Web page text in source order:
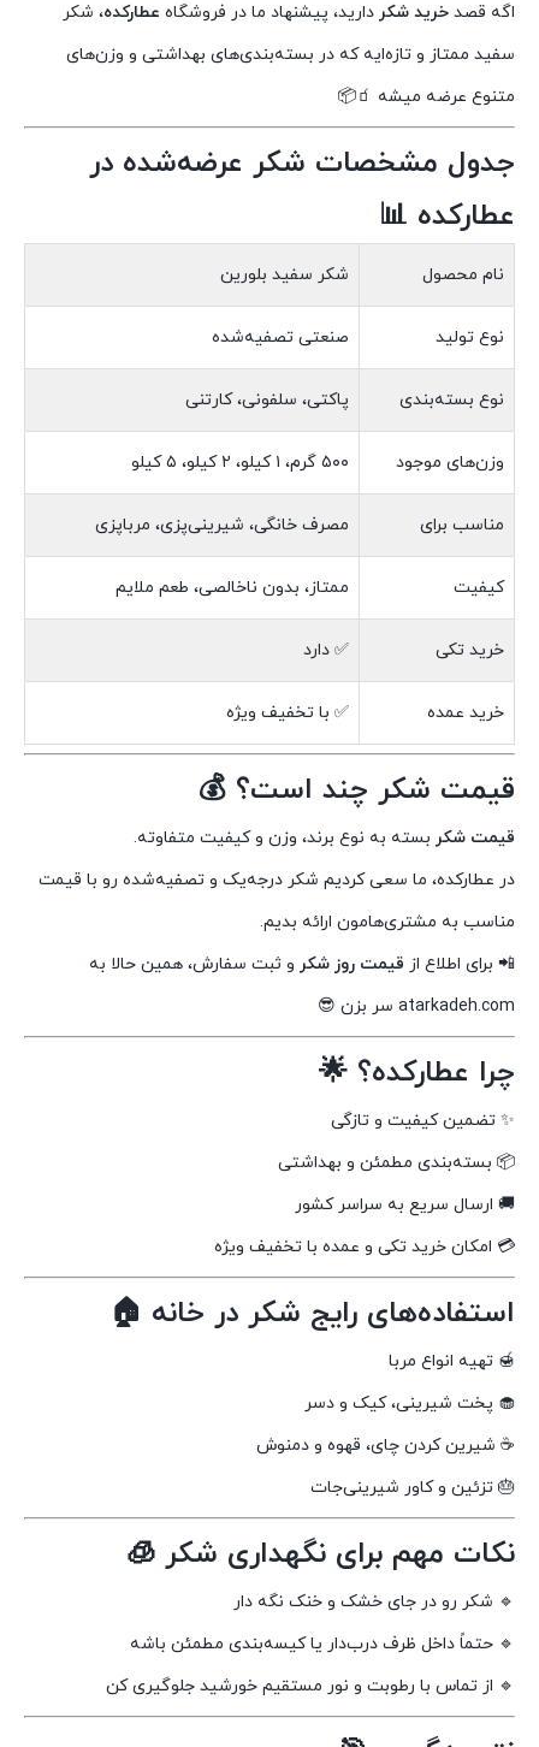
اگه قصد خرید شکر دارید، پیشنهاد ما در فروشگاه عطارکده، شکر
سفید ممتاز و تازه‌ایه که در بسته‌بندی‌های بهداشتی و وزن‌های
متنوع عرضه میشه 🧃📦
جدول مشخصات شکر عرضه‌شده در
عطارکده 📊
نام محصول شکر سفید بلورین
نوع تولید صنعتی تصفیه‌شده
نوع بسته‌بندی پاکتی، سلفونی، کارتنی
وزن‌های موجود ۵۰۰ گرم، ۱ کیلو، ۲ کیلو، ۵ کیلو
مناسب برای مصرف خانگی، شیرینی‌پزی، مرباپزی
کیفیت ممتاز، بدون ناخالصی، طعم ملایم
خرید تکی ✅ دارد
خرید عمده ✅ با تخفیف ویژه
قیمت شکر چند است؟ 💰
قیمت شکر بسته به نوع برند، وزن و کیفیت متفاوته.
در عطارکده، ما سعی کردیم شکر درجه‌یک و تصفیه‌شده رو با قیمت
مناسب به مشتری‌هامون ارائه بدیم.
📲 برای اطلاع از قیمت روز شکر و ثبت سفارش، همین حالا به
atarkadeh.com سر بزن 😎
چرا عطارکده؟ 🌟
✨ تضمین کیفیت و تازگی
📦 بسته‌بندی مطمئن و بهداشتی
🚚 ارسال سریع به سراسر کشور
💳 امکان خرید تکی و عمده با تخفیف ویژه
استفاده‌های رایج شکر در خانه 🏠
🍯 تهیه انواع مربا
🧁 پخت شیرینی، کیک و دسر
☕ شیرین کردن چای، قهوه و دمنوش
🎂 تزئین و کاور شیرینی‌جات
نکات مهم برای نگهداری شکر 🧊
🔹 شکر رو در جای خشک و خنک نگه دار
🔹 حتماً داخل ظرف درب‌دار یا کیسه‌بندی مطمئن باشه
🔹 از تماس با رطوبت و نور مستقیم خورشید جلوگیری کن